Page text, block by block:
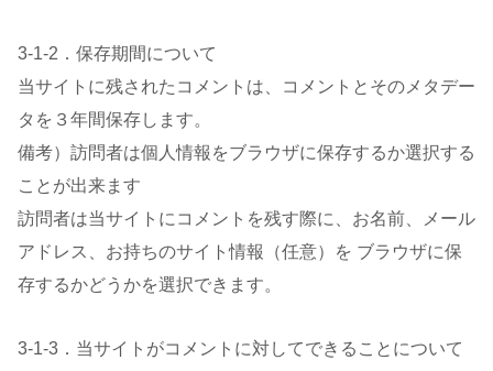
3-1-2．保存期間について
当サイトに残されたコメントは、コメントとそのメタデー
タを３年間保存します。
備考）訪問者は個人情報をブラウザに保存するか選択する
ことが出来ます
訪問者は当サイトにコメントを残す際に、お名前、メール
アドレス、お持ちのサイト情報（任意）を ブラウザに保
存するかどうかを選択できます。
3-1-3．当サイトがコメントに対してできることについて